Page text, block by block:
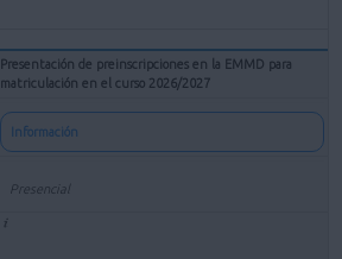
Presentación de preinscripciones en la EMMD para
matriculación en el curso 2026/2027
Información
Presencial